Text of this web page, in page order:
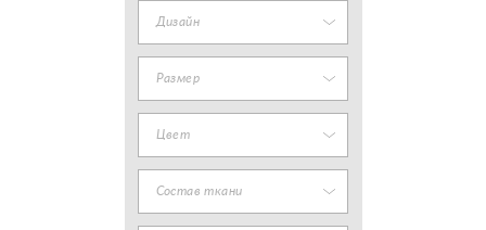
Дизайн
Размер
Цвет
Состав ткани